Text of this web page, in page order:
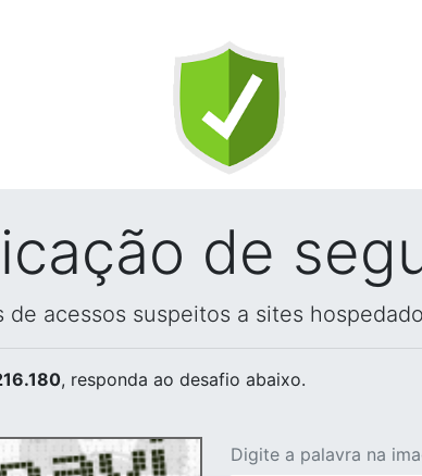
de
acessos suspeitos a sites
, responda ao desafio abaixo.
Digite a palavra na